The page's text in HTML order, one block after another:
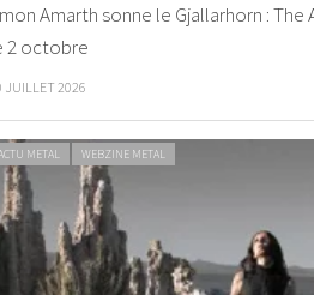
Amarth sonne le Gjallarhorn : The
2 octobre
JUILLET 2026
METAL WEBZINE METAL